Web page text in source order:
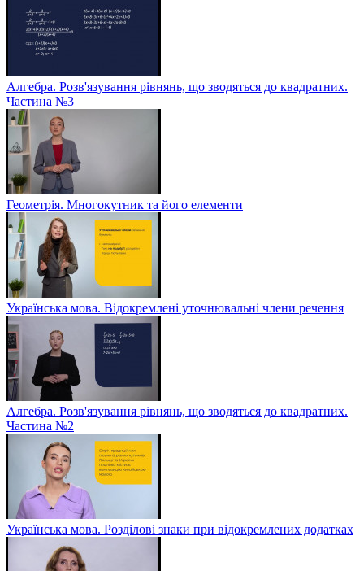
Алгебра. Розв'язування рівнянь, що зводяться до квадратних.
Частина №3
Геометрія. Многокутник та його елементи
Українська мова. Відокремлені уточнювальні члени речення
Алгебра. Розв'язування рівнянь, що зводяться до квадратних.
Частина №2
Українська мова. Розділові знаки при відокремлених додатках